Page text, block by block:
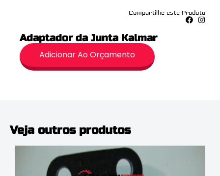
Compartilhe este Produto
Adaptador da Junta Kalmar
Adicionar Ao Orçamento
Veja outros produtos